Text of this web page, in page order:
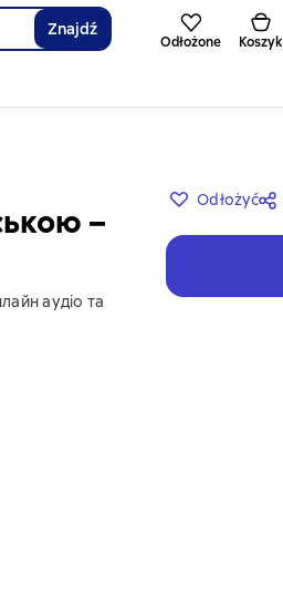
Znajdź
Odłożone Koszyk
–
аудіо та
Odłożyć